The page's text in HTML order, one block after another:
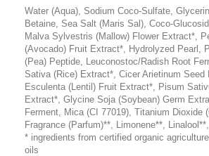
Water (Aqua), Sodium Coco-Sulfate,
Betaine, Sea Salt (Maris Sal), Coco-
Malva Sylvestris (Mallow) Flower Extract*,
(Avocado) Fruit Extract*, Hydrolyzed Pearl,
(Pea) Peptide, Leuconostoc/Radish Root
Sativa (Rice) Extract*, Cicer Arietinum Seed
Esculenta (Lentil) Fruit Extract*, Pisum
Extract*, Glycine Soja (Soybean) Germ
Ferment, Mica (CI 77019), Titanium Dioxide
Fragrance (Parfum)**, Limonene**,
* ingredients from certified organic
oils